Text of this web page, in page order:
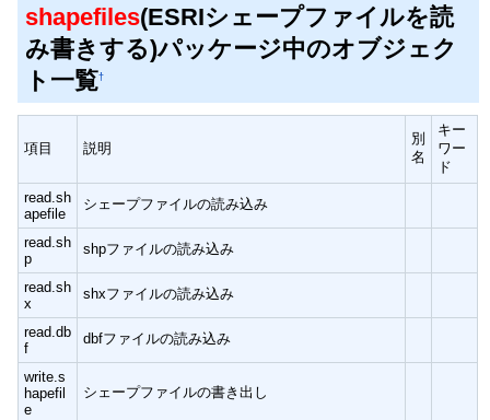
shapefiles(ESRIシェープファイルを読
み書きする)パッケージ中のオブジェク
ト一覧†
項目 説明
別
名
キー
ワー
ド
read.sh
apefile
シェープファイルの読み込み
read.sh
p
shpファイルの読み込み
read.sh
x
shxファイルの読み込み
read.db
f
dbfファイルの読み込み
write.s
hapefil
e
シェープファイルの書き出し